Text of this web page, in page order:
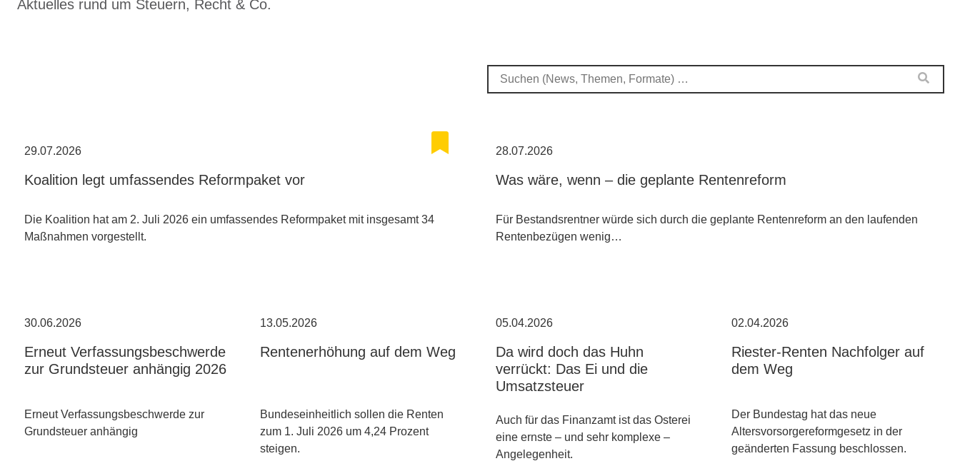
Aktuelles rund um Steuern, Recht & Co.
29.07.2026
Koalition legt umfassendes Reformpaket vor
Die Koalition hat am 2. Juli 2026 ein umfassendes Reformpaket mit insgesamt 34
Maßnahmen vorgestellt.
28.07.2026
Was wäre, wenn – die geplante Rentenreform
Für Bestandsrentner würde sich durch die geplante Rentenreform an den laufenden
Rentenbezügen wenig…
30.06.2026
Erneut Verfassungsbeschwerde
zur Grundsteuer anhängig 2026
Erneut Verfassungsbeschwerde zur
Grundsteuer anhängig
13.05.2026
Rentenerhöhung auf dem Weg
Bundeseinheitlich sollen die Renten
zum 1. Juli 2026 um 4,24 Prozent
steigen.
05.04.2026
Da wird doch das Huhn
verrückt: Das Ei und die
Umsatzsteuer
Auch für das Finanzamt ist das Osterei
eine ernste – und sehr komplexe –
Angelegenheit.
02.04.2026
Riester-Renten Nachfolger auf
dem Weg
Der Bundestag hat das neue
Altersvorsorgereformgesetz in der
geänderten Fassung beschlossen.